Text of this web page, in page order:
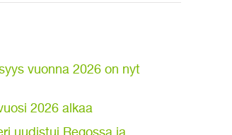
vuonna 2026 on nyt
2026 alkaa